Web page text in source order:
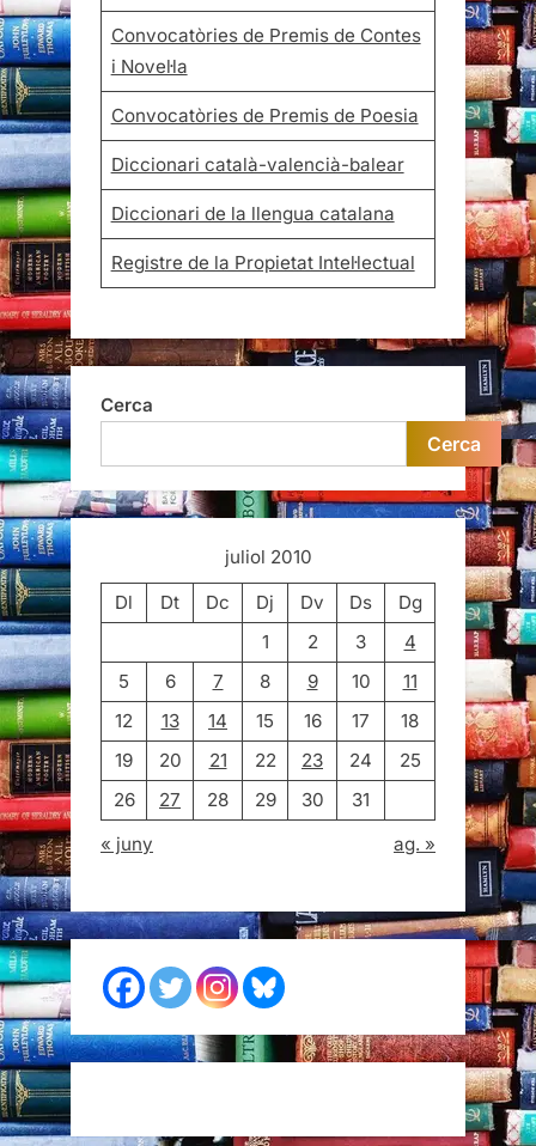
Convocatòries de Premis de Contes
i Novel·la
Convocatòries de Premis de Poesia
Diccionari català-valencià-balear
Diccionari de la llengua catalana
Registre de la Propietat Intel·lectual
Cerca
Cerca
juliol 2010
Dl
Dt Dc Dj Dv Ds
Dg
1
2 3
4
5
6 7 8 9 10
11
12
13 14 15 16 17
18
19
20 21 22 23 24
25
26
27 28 29 30
31
« juny
ag. »